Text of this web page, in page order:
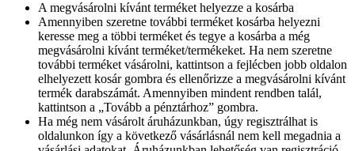
A megvásárolni kívánt terméket helyezze a kosárba
Amennyiben szeretne további terméket kosárba helyezni
keresse meg a többi terméket és tegye a kosárba a még
megvásárolni kívánt terméket/termékeket. Ha nem szeretne
további terméket vásárolni, kattintson a fejlécben jobb oldalon
elhelyezett kosár gombra és ellenőrizze a megvásárolni kívánt
termék darabszámát. Amennyiben mindent rendben talál,
kattintson a „Tovább a pénztárhoz” gombra.
Ha még nem vásárolt áruházunkban, úgy regisztrálhat is
oldalunkon így a következő vásárlásnál nem kell megadnia a